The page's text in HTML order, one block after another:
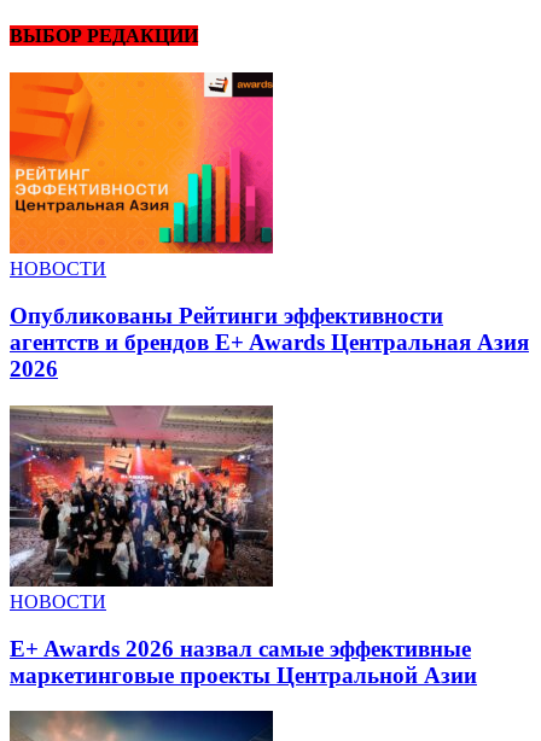
ВЫБОР РЕДАКЦИИ
НОВОСТИ
Опубликованы Рейтинги эффективности
агентств и брендов E+ Awards Центральная Азия
2026
НОВОСТИ
E+ Awards 2026 назвал самые эффективные
маркетинговые проекты Центральной Азии